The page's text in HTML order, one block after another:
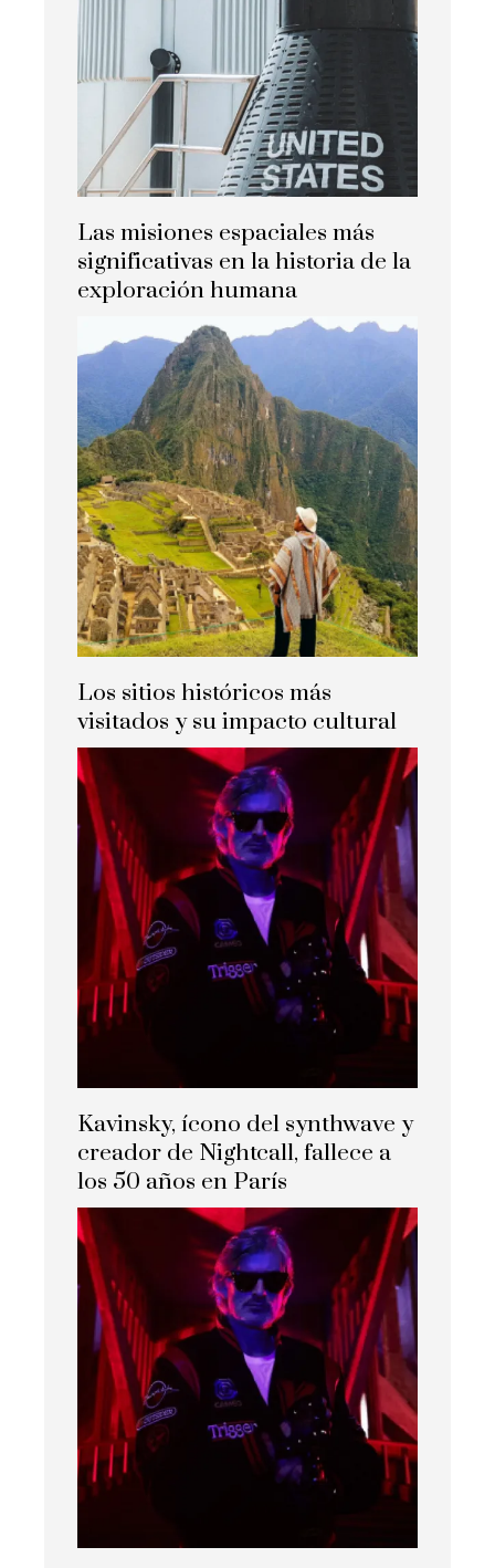
Las misiones espaciales más
significativas en la historia de la
exploración humana
Los sitios históricos más
visitados y su impacto cultural
Kavinsky, ícono del synthwave y
creador de Nightcall, fallece a
los 50 años en París